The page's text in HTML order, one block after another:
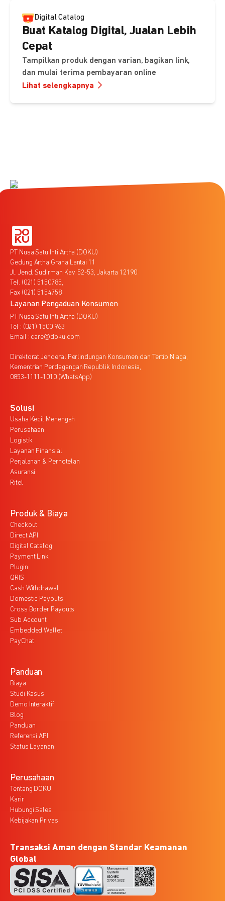
Digital Catalog
Buat Katalog Digital, Jualan Lebih
Cepat
Tampilkan produk dengan varian, bagikan link,
dan mulai terima pembayaran online
Lihat selengkapnya
PT Nusa Satu Inti Artha (DOKU)
Gedung Artha Graha Lantai 11
Jl. Jend. Sudirman Kav. 52-53, Jakarta 12190
Tel. (021) 5150785,
Fax (021) 5154758
Layanan Pengaduan Konsumen
PT Nusa Satu Inti Artha (DOKU)
Tel : (021) 1500 963
Email : care@doku.com
Direktorat Jenderal Perlindungan Konsumen dan Tertib Niaga,
Kementrian Perdagangan Republik Indonesia,
0853-1111-1010 (WhatsApp)
Solusi
Usaha Kecil Menengah
Perusahaan
Logistik
Layanan Finansial
Perjalanan & Perhotelan
Asuransi
Ritel
Produk & Biaya
Checkout
Direct API
Digital Catalog
Payment Link
Plugin
QRIS
Cash Withdrawal
Domestic Payouts
Cross Border Payouts
Sub Account
Embedded Wallet
PayChat
Panduan
Biaya
Studi Kasus
Demo Interaktif
Blog
Panduan
Referensi API
Status Layanan
Perusahaan
Tentang DOKU
Karir
Hubungi Sales
Kebijakan Privasi
Transaksi Aman dengan Standar Keamanan
Global